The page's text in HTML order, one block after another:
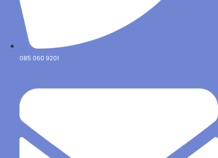
085 060 9201